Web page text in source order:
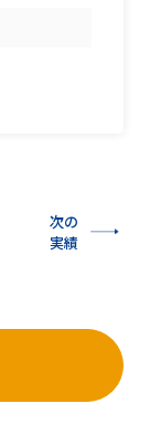
次の
実績